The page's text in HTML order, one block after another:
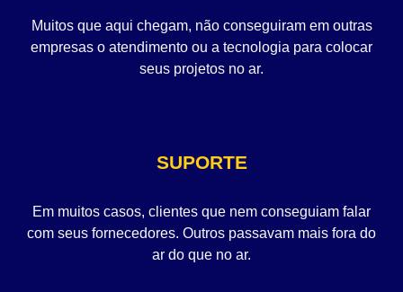
Muitos que aqui chegam, não conseguiram em outras
empresas o atendimento ou a tecnologia para colocar
seus projetos no ar.
SUPORTE
Em muitos casos, clientes que nem conseguiam falar
com seus fornecedores. Outros passavam mais fora do
ar do que no ar.